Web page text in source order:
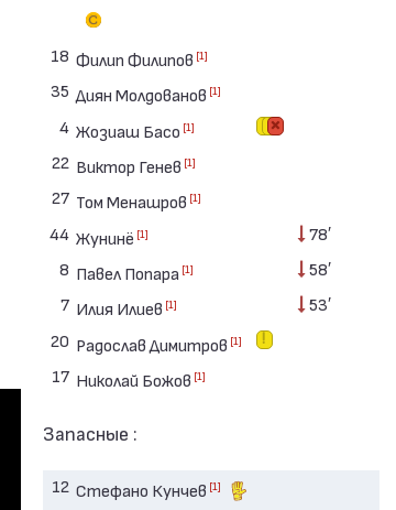
18 Филип Филипов [1]
35 Диян Молдованов [1]
4 Жозиаш Басо [1]
22 Виктор Генев [1]
27 Том Менашров [1]
44 Жунинё [1]
78′
8 Павел Попара [1]
58′
7 Илия Илиев [1]
53′
20 Радослав Димитров [1]
17 Николай Божов [1]
Запасные :
12 Стефано Кунчев [1]